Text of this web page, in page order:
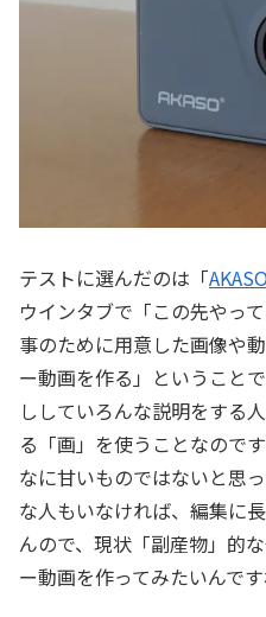
テストに選んだのは「
ウインタブで「この先やっ
事のために用意した画像や
ー動画を作る」ということ
ししていろんな説明をする
る「画」を使うことなので
なに甘いものではないと思
な人もいなければ、編集に
んので、現状「副産物」的
ー動画を作ってみたいんです